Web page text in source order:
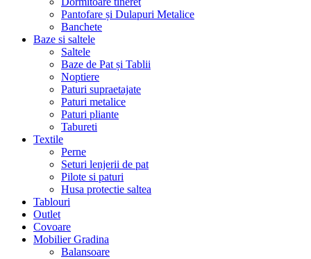
Pantofare și Dulapuri Metalice
Banchete
Baze si saltele
Saltele
Baze de Pat și Tablii
Noptiere
Paturi supraetajate
Paturi metalice
Paturi pliante
Tabureti
Textile
Perne
Seturi lenjerii de pat
Pilote si paturi
Husa protectie saltea
Tablouri
Outlet
Covoare
Mobilier Gradina
Balansoare